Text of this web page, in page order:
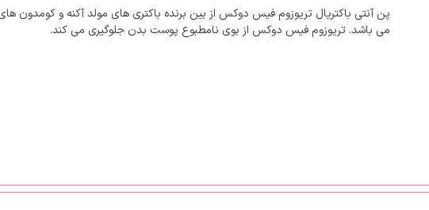
پن آنتی باکتریال تریوزوم فیس دوکس از بین برنده باکتری های مولد آکنه و کومدون
می باشد. تریوزوم فیس دوکس از بوی نامطبوع پوست بدن جلوگیری می کند.